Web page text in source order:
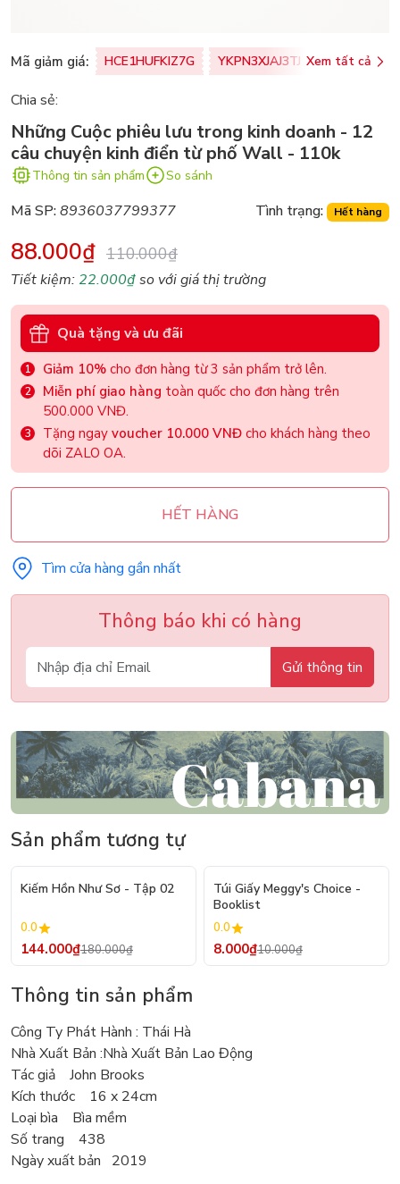
Mã giảm giá: HCE1HUFKIZ7G YKPN3XJAJ3TJ Xem tất cả
Chia sẻ:
Những Cuộc phiêu lưu trong kinh doanh - 12
câu chuyện kinh điển từ phố Wall - 110k
Thông tin sản phẩm So sánh
Mã SP:8936037799377 Tình trạng: Hết hàng
88.000₫ 110.000₫
Tiết kiệm: 22.000₫so với giá thị trường
Quà tặng và ưu đãi
Giảm 10% cho đơn hàng từ 3 sản phẩm trở lên.
Miễn phí giao hàng toàn quốc cho đơn hàng trên
500.000 VNĐ.
Tặng ngay voucher 10.000 VNĐ cho khách hàng theo
dõi ZALO OA.
HẾT HÀNG
Tìm cửa hàng gần nhất
Thông báo khi có hàng
Gửi thông tin
Sản phẩm tương tự
- 20%
Kiếm Hồn Như Sơ - Tập 02
0.0
144.000₫180.000₫
Túi Giấy Meggy's Choice -
Booklist
0.0
8.000₫10.000₫
Thông tin sản phẩm
Công Ty Phát Hành : Thái Hà
Nhà Xuất Bản :Nhà Xuất Bản Lao Động
Tác giả John Brooks
Kích thước 16 x 24cm
Loại bìa Bìa mềm
Số trang 438
Ngày xuất bản 2019